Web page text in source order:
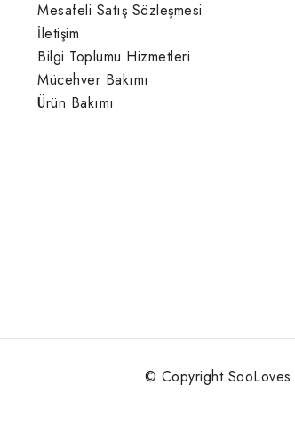
Mesafeli Satış Sözleşmesi
İletişim
Bilgi Toplumu Hizmetleri
Mücehver Bakımı
Ürün Bakımı
© Copyright SooLoves